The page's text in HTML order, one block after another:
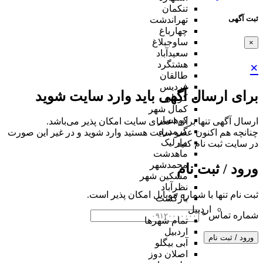
ثبت آگهی
×
×
برای ارسال آگهی باید وارد سایت شوید
ارسال آگهی تنها برای اعضای سایت امکان پذیر می‌باشد.
چنانچه هم‌ اکنون عضو سایت هستید وارد شوید و در غیر این صورت
در سایت ثبت نام کنید
ورود / ثبت نام
ثبت نام تنها با شماره موبایل امکان پذیر است.
شماره تماس*
ورود / ثبت نام
تنکمان
تهراندشت
چهارباغ
ساوجبلاغ
سعیدآباد
هشتگرد
طالقان
فردیس
کردان
کمال شهر
کوهسار
گرمدره
مارلیک
ماهدشت
محمدشهر
مشکین شهر
نظرآباد
بازگشت
اردبیل
تمام شهر‌ها
اردبیل
آبی بیگلو
اصلان دوز